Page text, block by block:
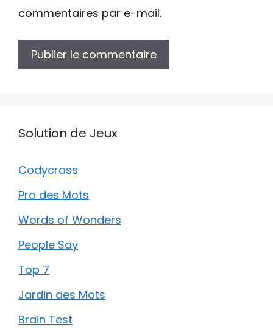
commentaires par e-mail.
Solution de Jeux
Codycross
Pro des Mots
Words of Wonders
People Say
Top 7
Jardin des Mots
Brain Test